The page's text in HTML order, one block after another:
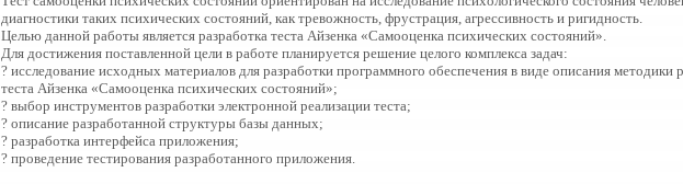
диагностики таких психических состояний, как тревожность, фрустрация, агрессивность и ригидность.
Целью данной работы является разработка теста Айзенка «Самооценка психических состояний».
Для достижения поставленной цели в работе планируется решение целого комплекса задач:
? исследование исходных материалов для разработки программного обеспечения в виде описания методики
теста Айзенка «Самооценка психических состояний»;
? выбор инструментов разработки электронной реализации теста;
? описание разработанной структуры базы данных;
? разработка интерфейса приложения;
? проведение тестирования разработанного приложения.